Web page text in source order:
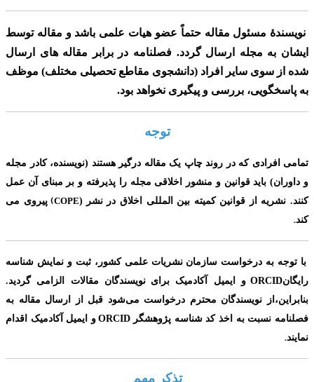
نویسندۀ مسئول مقاله حتماً عضو هیات علمی باشد و مقاله توسط
ایشان به مجله ارسال گردد. فصلنامه در برابر مقاله های ارسال
شده از سوی سایر افراد (دانشجوی مقاطع تحصیلی مختلف) موظف
به پاسخگویی، بررسی و پیگیری نخواهد بود.
توجه
تمامی افرادی که در روند چاپ یک مقاله درگیر هستند (نویسنده، کادر مجله
و داوران) باید قوانین و منشور اخلاقی مجله را پذیرفته و بر مبنای آن عمل
کنند. نشریه از قوانین کمیته بین المللی اخلاق در نشر
(
(COPE
پیروی می
کند.
با توجه به درخواست سازمان نشریات علمی کشور، ثبت و نمایش شناسه
رایگانORCID و ایمیل آکادمیک برای نویسندگان مقالات الزامی گردید.
بنابراین،از نویسندگان محترم درخواست می‌شود قبل از ارسال مقاله به
فصلنامه نسبت به اخذ کد شناسه پژوهشگرORCID و ایمیل آکادمیک اقدام
نمایند.
تذکر مهم